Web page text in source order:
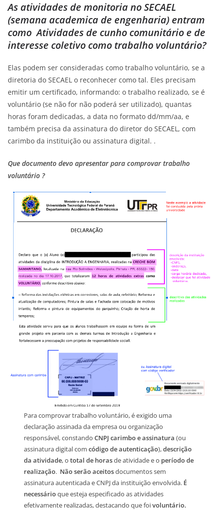
As atividades de monitoria no SECAEL
(semana academica de engenharia) entram
comoAtividades de cunho comunitário e de
interesse coletivo como trabalho voluntário?
Elas podem ser consideradas como trabalho voluntário, se a
diretoria do SECAEL o reconhecer como tal. Eles precisam
emitir um certificado, informando: o trabalho realizado, se é
voluntário (se não for não poderá ser utilizado), quantas
horas foram dedicadas, a data no formato dd/mm/aa, e
também precisa da assinatura do diretor do SECAEL, com
carimbo da instituição ou assinatura digital. .
Que documento devo apresentar para comprovar trabalho
voluntário ?
Para comprovar trabalho voluntário, é exigido uma
declaração assinada da empresa ou organização
responsável, constandoCNPJ carimbo e assinatura (ou
assinatura digital comcódigo de autenticação),descrição
da atividade, ototal de horasde atividade e o período de
realização. Não serão aceitosdocumentos sem
assinatura autenticada e CNPJ da instituição envolvida. É
necessárioque esteja especificado as atividades
efetivamente realizadas, destacando que foivoluntário.